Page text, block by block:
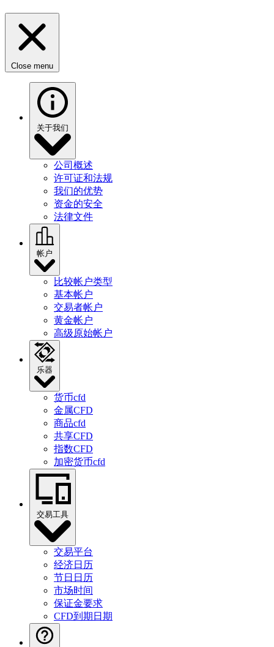
Close menu
关于我们
公司概述
许可证和法规
我们的优势
资金的安全
法律文件
帐户
比较帐户类型
基本帐户
交易者帐户
黄金帐户
高级原始帐户
乐器
货币cfd
金属CFD
商品cfd
共享CFD
指数CFD
加密货币cfd
交易工具
交易平台
经济日历
节日日历
市场时间
保证金要求
CFD到期日期